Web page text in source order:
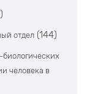
отдел (144)
человека в